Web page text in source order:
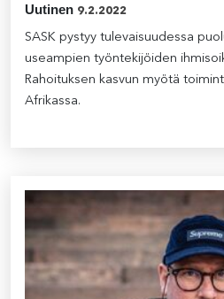
Uutinen 9.2.2022
SASK pystyy tulevaisuudessa
useampien työntekijöiden
Rahoituksen kasvun myötä
Afrikassa.